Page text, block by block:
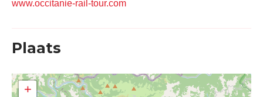
www.occitanie-rail-tour.com
Plaats
+